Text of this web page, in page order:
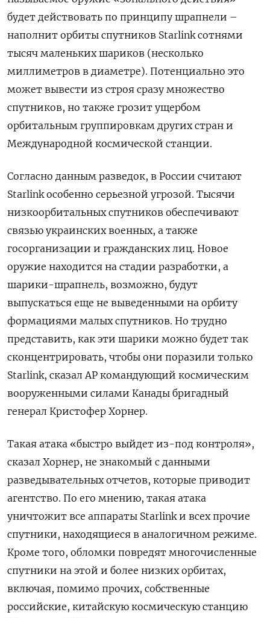
будет действовать по принципу шрапнели –
наполнит орбиты спутников Starlink сотнями
тысяч маленьких шариков (несколько
миллиметров в диаметре). Потенциально это
может вывести из строя сразу множество
спутников, но также грозит ущербом
орбитальным группировкам других стран и
Международной космической станции.
Согласно данным разведок, в России считают
Starlink особенно серьезной угрозой. Тысячи
низкоорбитальных спутников обеспечивают
связью украинских военных, а также
госорганизации и гражданских лиц. Новое
оружие находится на стадии разработки, а
шарики-шрапнель, возможно, будут
выпускаться еще не выведенными на орбиту
формациями малых спутников. Но трудно
представить, как эти шарики можно будет так
сконцентрировать, чтобы они поразили только
Starlink, сказал AP командующий космическим
вооруженными силами Канады бригадный
генерал Кристофер Хорнер.
Такая атака «быстро выйдет из-под контроля»,
сказал Хорнер, не знакомый с данными
разведывательных отчетов, которые приводит
агентство. По его мнению, такая атака
уничтожит все аппараты Starlink и всех прочие
спутники, находящиеся в аналогичном режиме.
Кроме того, обломки повредят многочисленные
спутники на этой и более низких орбитах,
включая, помимо прочих, собственные
российские, китайскую космическую станцию